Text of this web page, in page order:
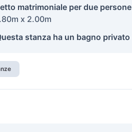
matrimoniale per due persone
x 2.00m
stanza ha un bagno privato